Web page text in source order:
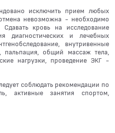
исключить прием любых
невозможна - необходимо
кровь на исследование
диагностических и лечебных
внутривенные
пальпация, общий массаж тела,
нагрузки, проведение ЭКГ -
соблюдать рекомендации по
активные занятия спортом,